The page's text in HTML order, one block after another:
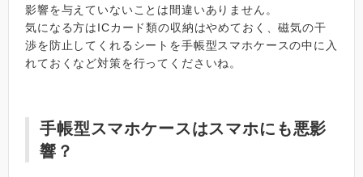
影響を与えていないことは間違いありません。
気になる方はICカード類の収納はやめておく、磁気の干
渉を防止してくれるシートを手帳型スマホケースの中に入
れておくなど対策を行ってくださいね。
手帳型スマホケースはスマホにも悪影
響？